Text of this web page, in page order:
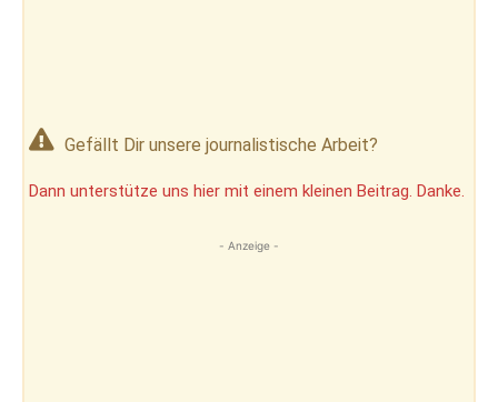
Gefällt Dir unsere journalistische Arbeit?
Dann unterstütze uns hier mit einem kleinen Beitrag. Danke.
- Anzeige -